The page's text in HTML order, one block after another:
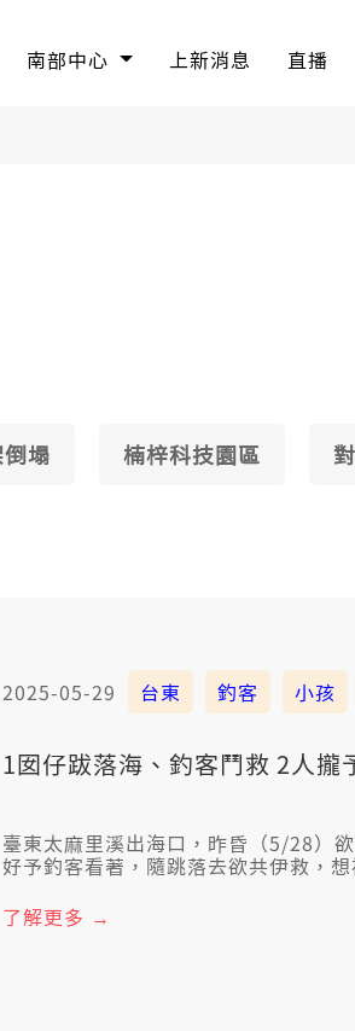
南部中心 上新消息 直播
塌 楠梓科技園區
2025-05-29 台東 釣客 小孩
1囡仔跋落海、釣客鬥救 2人攏
臺東太麻里溪出海口，昨昏（5/28）
好予釣客看著，隨跳落去欲共伊救，
了解更多 →